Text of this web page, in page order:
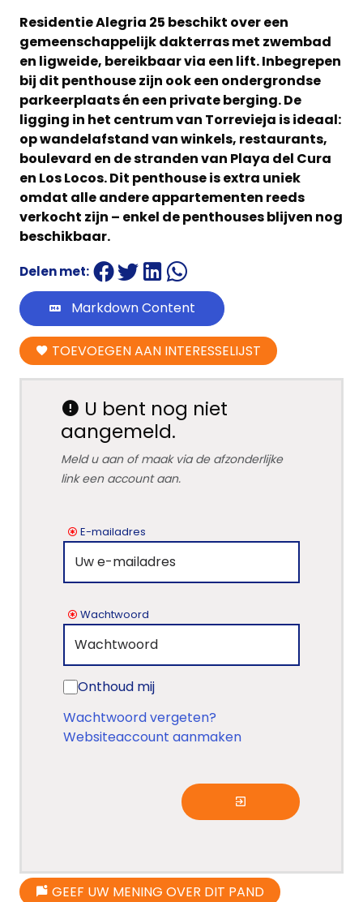
Residentie Alegria 25 beschikt over een
gemeenschappelijk dakterras met zwembad
en ligweide, bereikbaar via een lift. Inbegrepen
bij dit penthouse zijn ook een ondergrondse
parkeerplaats én een private berging. De
ligging in het centrum van Torrevieja is ideaal:
op wandelafstand van winkels, restaurants,
boulevard en de stranden van Playa del Cura
en Los Locos. Dit penthouse is extra uniek
omdat alle andere appartementen reeds
verkocht zijn – enkel de penthouses blijven nog
beschikbaar.
Delen met:
Markdown Content
TOEVOEGEN AAN INTERESSELIJST
U bent nog niet
aangemeld.
Meld u aan of maak via de afzonderlijke
link een account aan.
E-mailadres
Wachtwoord
Onthoud mij
Wachtwoord vergeten?
Websiteaccount aanmaken
GEEF UW MENING OVER DIT PAND